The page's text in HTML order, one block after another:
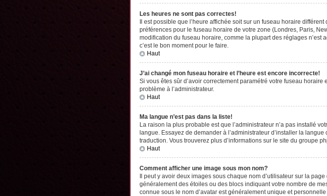
Les heures ne sont pas correctes!
Il est possible que l’heure affichée soit sur un fuseau horaire
préférences pour le fuseau horaire de votre zone (Londres, Paris,
modification du fuseau horaire, comme la plupart des réglages n’est
c’est le bon moment pour le faire.
Haut
J’ai changé mon fuseau horaire et l’heure est encore incorrecte!
Si vous êtes sûr d’avoir correctement paramétré votre fuseau horaire
problème à l’administrateur.
Haut
Ma langue n’est pas dans la liste!
La raison la plus probable est que l’administrateur n’a pas installé
langue. Essayez de demander à l’administrateur d’installer la
traduction. Vous trouverez plus d’informations sur le site du groupe
Haut
Comment afficher une image sous mon nom?
Il peut y avoir deux images sous chaque nom d’utilisateur sur la
généralement des étoiles ou des blocs indiquant votre nombre de
connue sous le nom d’avatar est généralement unique et